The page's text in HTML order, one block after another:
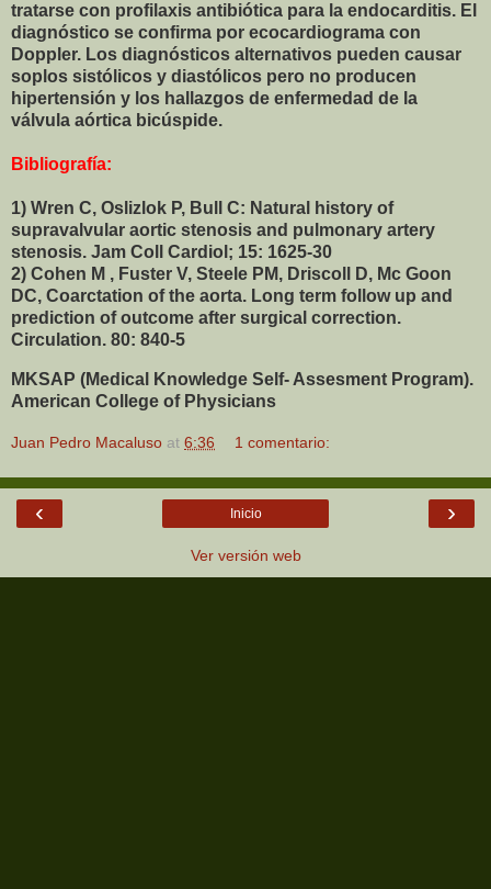
tratarse con profilaxis antibiótica para la endocarditis. El
diagnóstico se confirma por ecocardiograma con
Doppler. Los diagnósticos alternativos pueden causar
soplos sistólicos y diastólicos pero no producen
hipertensión y los hallazgos de enfermedad de la
válvula aórtica bicúspide.
Bibliografía:
1) Wren C, Oslizlok P, Bull C: Natural history of
supravalvular aortic stenosis and pulmonary artery
stenosis. Jam Coll Cardiol; 15: 1625-30
2) Cohen M , Fuster V, Steele PM, Driscoll D, Mc Goon
DC, Coarctation of the aorta. Long term follow up and
prediction of outcome after surgical correction.
Circulation. 80: 840-5
MKSAP (Medical Knowledge Self- Assesment Program).
American College of Physicians
Juan Pedro Macaluso at 6:36 1 comentario:
‹ ›
Inicio
Ver versión web